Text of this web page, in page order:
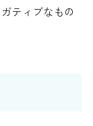
ティブなもの